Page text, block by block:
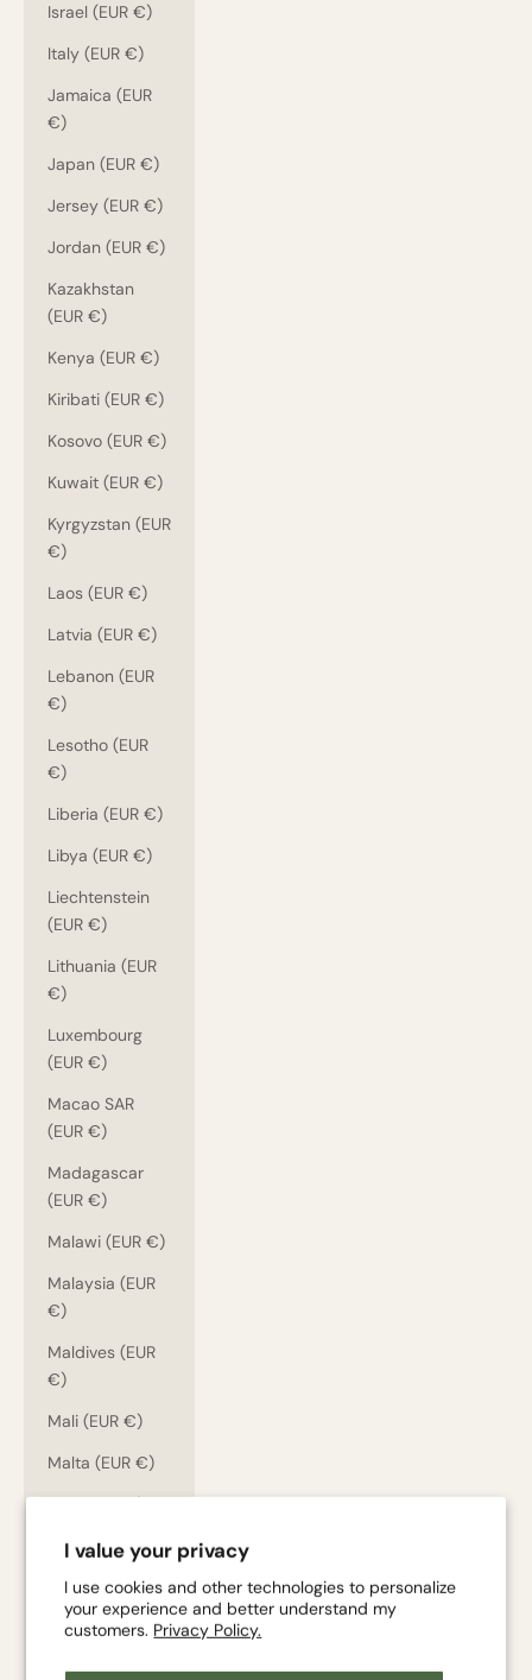
I value your privacy
I use cookies and other technologies to personalize
your experience and better understand my
customers. Privacy Policy.
Israel (EUR €)
Italy (EUR €)
Jamaica (EUR
€)
Japan (EUR €)
Jersey (EUR €)
Jordan (EUR €)
Kazakhstan
(EUR €)
Kenya (EUR €)
Kiribati (EUR €)
Kosovo (EUR €)
Kuwait (EUR €)
Kyrgyzstan (EUR
€)
Laos (EUR €)
Latvia (EUR €)
Lebanon (EUR
€)
Lesotho (EUR
€)
Liberia (EUR €)
Libya (EUR €)
Liechtenstein
(EUR €)
Lithuania (EUR
€)
Luxembourg
(EUR €)
Macao SAR
(EUR €)
Madagascar
(EUR €)
Malawi (EUR €)
Malaysia (EUR
€)
Maldives (EUR
€)
Mali (EUR €)
Malta (EUR €)
Martinique (EUR
€)
Mauritius (EUR
€)